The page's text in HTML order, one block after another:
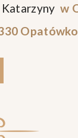
Katarzyny w
Opatówko